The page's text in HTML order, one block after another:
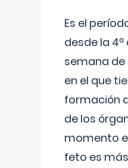
Es el
desde la 4ª
semana
en el que
formación
de los
momento
feto es